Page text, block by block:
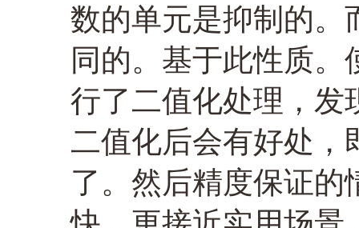
数的单元是抑制的。
同的。基于此性质
行了二值化处理，发
二值化后会有好处，
了。然后精度保证